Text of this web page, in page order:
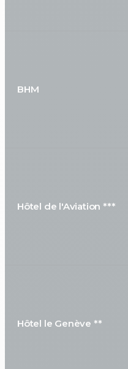
BHM
Hôtel de l'Aviation ***
Hôtel le Genève **